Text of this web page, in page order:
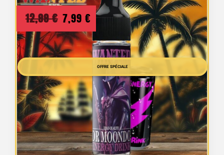
OFFRE SPÉCIALE
12,99€ Le
prix
initial
12,99 €.
7,99 € Le
prix
actuel
est :
7,99 €.